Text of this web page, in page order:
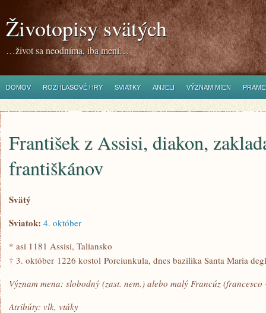
Životopisy svätých
…život sa neodníma, iba mení…
DOMOV ROZHLASOVÉ HRY SVIATKY ANJELI VÝZNAM MIEN
František z Assisi, diakon,
františkánov
Svätý
Sviatok: 4. október
* asi 1181 Assisi, Taliansko
† 3. október 1226 kostol Porciunkula, dnes bazilika Santa Maria
Význam mena: slobodný (zast. nem.) alebo malý Francúz (francesco
Atribúty: vlk, vtáky